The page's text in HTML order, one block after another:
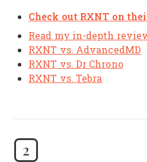
Check out RXNT on
Read my in-depth
RXNT vs. AdvancedMD
RXNT vs. Dr Chrono
RXNT vs. Tebra
2